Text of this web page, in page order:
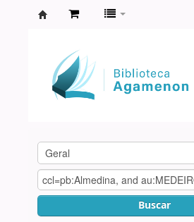
Agamenon
Magalhães
Buscar